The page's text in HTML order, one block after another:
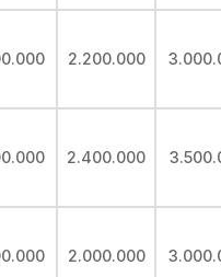
2.200.000
2.400.000
2.000.000